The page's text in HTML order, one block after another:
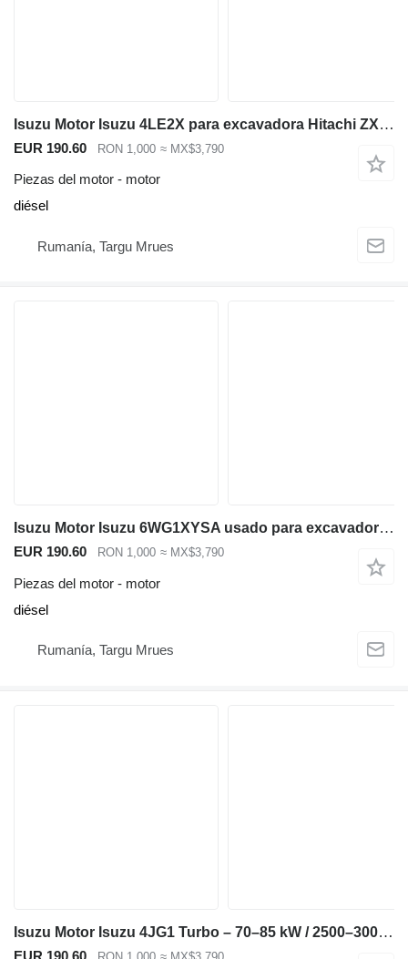
Isuzu Motor Isuzu 4LE2X para excavadora Hitachi ZX85USBLCN, 3 segundos h para Hitachi ZX85USB 3 ZX85US 3 ZX80 ZX75 excavadora
EUR 190.60 RON 1,000 ≈ MX$3,790
Piezas del motor - motor
diésel
Rumanía, Targu Mrues
Isuzu Motor Isuzu 6WG1XYSA usado para excavadora Hitachi ZX670 para Hitachi ZX670 excavadora
EUR 190.60 RON 1,000 ≈ MX$3,790
Piezas del motor - motor
diésel
Rumanía, Targu Mrues
Isuzu Motor Isuzu 4JG1 Turbo – 70–85 kW / 2500–3000 rpm – Compatible con H para Hitachi EX100 EX120 ZX120 JCB JS110 JS130 excavadora
EUR 190.60